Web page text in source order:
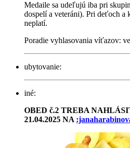
Medaile sa udeľujú iba pri
dospelí a veteráni). Pri deťoch a
neplatí.
Poradie vyhlasovania víťazov:
ubytovanie:
iné:
OBED č.2 TREBA
21.04.2025 NA